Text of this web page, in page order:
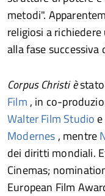
metodi".
religiosi a
alla fase successiva
Corpus Christi è
Film , in co-
Walter Film Studio
Modernes , mentre
dei diritti mondiali.
Cinemas;
European Film